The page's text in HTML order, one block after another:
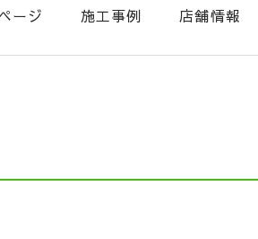
ージ 施工事例 店舗情報